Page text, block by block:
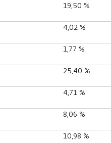
19,50 %
4,02 %
1,77 %
25,40 %
4,71 %
8,06 %
10,98 %